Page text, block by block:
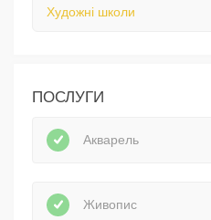
Художні школи
ПОСЛУГИ
Акварель
Живопис